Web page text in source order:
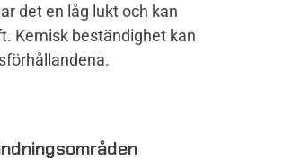
det en låg lukt och kan
Kemisk beständighet kan